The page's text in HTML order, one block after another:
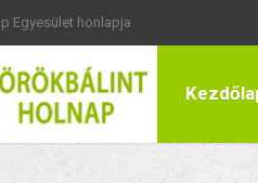
Egyesület honlapja